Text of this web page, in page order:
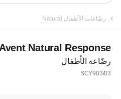
رضّاعات الأطفال Natural
Natural Response
رضّاعة الأطفال
SCY903/03